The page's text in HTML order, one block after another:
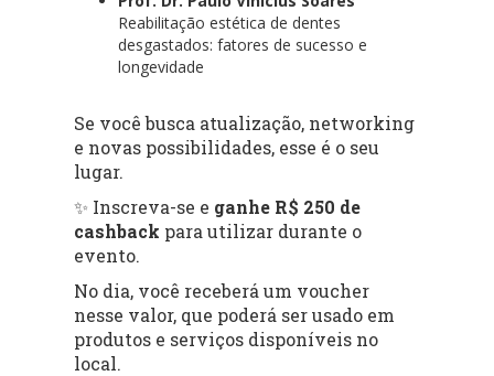
Reabilitação estética de dentes
desgastados: fatores de sucesso e
longevidade
Se você busca atualização, networking
e novas possibilidades, esse é o seu
lugar.
✨ Inscreva-se e ganhe R$ 250 de
cashback para utilizar durante o
evento.
No dia, você receberá um voucher
nesse valor, que poderá ser usado em
produtos e serviços disponíveis no
local.